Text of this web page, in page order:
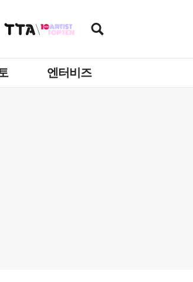
엔터비즈